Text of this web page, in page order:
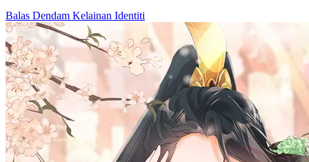
Balas Dendam Kelainan Identiti